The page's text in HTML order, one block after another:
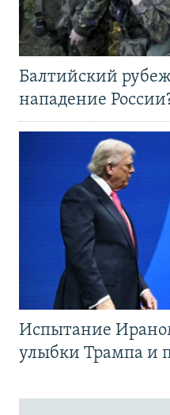
Балтийский
нападение
Испытание
улыбки Трампа и